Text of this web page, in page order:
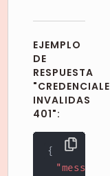
EJEMPLO
DE
RESPUESTA
INVALIDAS
401":
{
"message"